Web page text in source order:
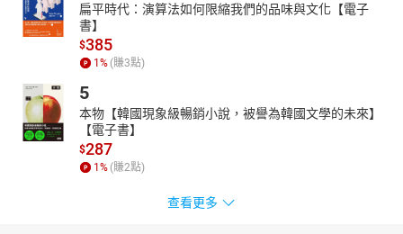
扁平時代：演算法如何限縮我們的品味與文化【電子
書】
$385
1% (賺3點)
5
本物【韓國現象級暢銷小說，被譽為韓國文學的未來】
【電子書】
$287
1% (賺2點)
查看更多